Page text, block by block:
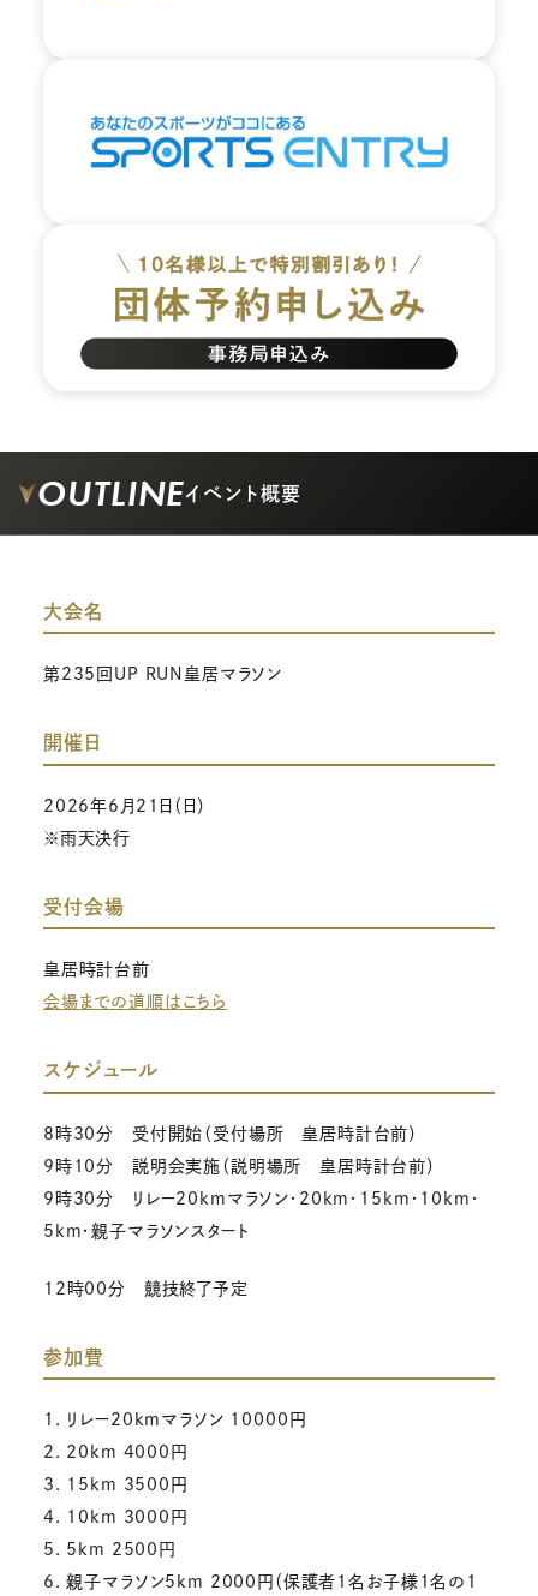
OUTLINEイベント概要
大会名
第235回UP RUN皇居マラソン
開催日
2026年6月21日（日）
※雨天決行
受付会場
皇居時計台前
会場までの道順はこちら
スケジュール
8時30分 受付開始（受付場所 皇居時計台前）
9時10分 説明会実施（説明場所 皇居時計台前）
9時30分 リレー20kmマラソン・20km・15km・10km・
5km・親子マラソンスタート
12時00分 競技終了予定
参加費
1. リレー20kmマラソン 10000円
2. 20km 4000円
3. 15km 3500円
4. 10km 3000円
5. 5km 2500円
6. 親子マラソン5km 2000円（保護者1名お子様1名の1